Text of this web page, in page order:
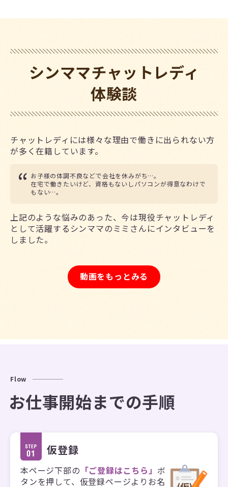
シンママチャットレディ
体験談
チャットレディには様々な理由で働きに出られない方
が多く在籍しています。
お子様の体調不良などで会社を休みがち…。
在宅で働きたいけど、資格もないしパソコンが得意なわけで
もない…。
上記のような悩みのあった、今は現役チャットレディ
として活躍するシンママのミミさんにインタビューを
しました。
動画をもっとみる
Flow
お仕事開始までの手順
仮登録
本ページ下部の 「ご登録はこちら」 ボ
タンを押して、仮登録ページよりお名